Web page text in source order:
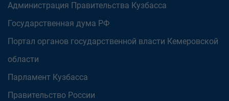
Администрация Правительства Кузбасса
Государственная дума РФ
Портал органов государственной власти Кемеровской
области
Парламент Кузбасса
Правительство России